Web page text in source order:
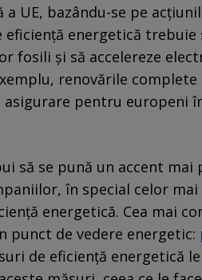
UE, bazându-se pe
eficiență energetică
fosili și să accelereze
renovările
asigurare pentru europeni
să se pună un accent mai
în special celor
energetică. Cea mai
punct de vedere energetic:
de eficiență energetică